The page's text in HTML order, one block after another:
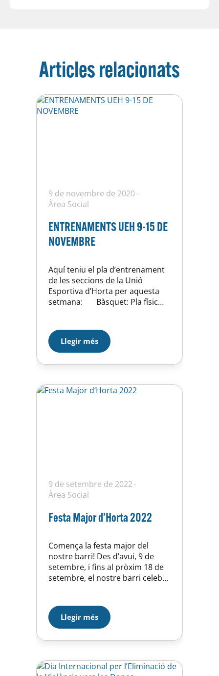
Articles relacionats
9 de novembre de 2020
Àrea Social
ENTRENAMENTS UEH 9-15 DE
NOVEMBRE
Aquí teniu el pla d’entrenament
de les seccions de la Unió
Esportiva d’Horta per aquesta
setmana: Bàsquet: Pla físic
entrenadors. Apadrinament dels
jugadors del primer equip dels
equips de la base. Natació:
Rutina física setmanal
pels grups pre-benjamí, benjamí
Llegir més
9 de setembre de 2022
Àrea Social
Festa Major d’Horta 2022
Comença la festa major del
nostre barri! Des d’avui, 9 de
setembre, i fins al pròxim 18 de
setembre, el nostre barri celebra
hortenses i per a tothom que
vulgui celebrar la Festa Major
d’Horta. La Unió Esportiva
d’Horta juntament amb
Llegir més